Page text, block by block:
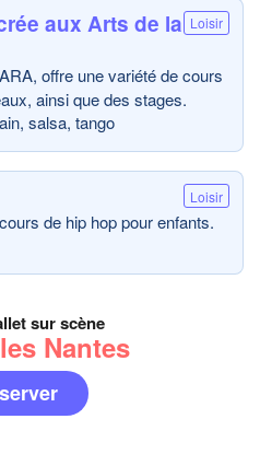
aux Arts de la Loisir
offre une variété de cours
ainsi que des stages.
salsa, tango
Loisir
de hip hop pour enfants.
sur scène
Nantes